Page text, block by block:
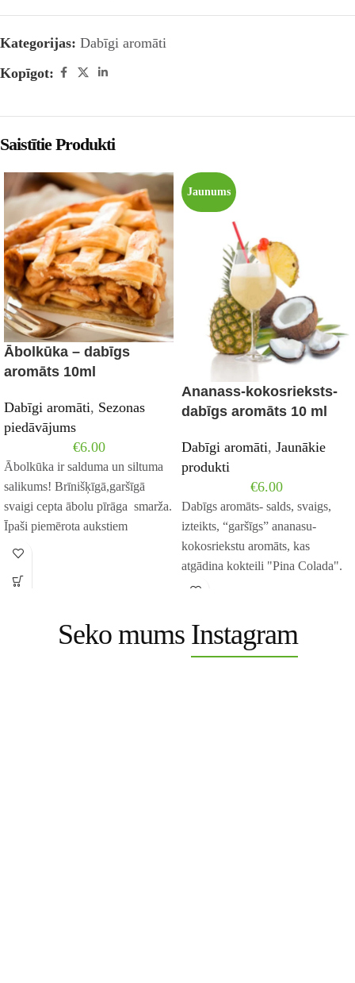
Kategorijas: Dabīgi aromāti
Kopīgot:
Saistītie Produkti
Ābolkūka – dabīgs
aromāts 10ml
Dabīgi aromāti, Sezonas
piedāvājums
€6.00
Ābolkūka ir salduma un siltuma
salikums! Brīnišķīgā,garšīgā
svaigi cepta ābolu pīrāga smarža.
Īpaši piemērota aukstiem
mēnešiem . Aromāts : ābols,
Jaunums
Ananass-kokosrieksts-
dabīgs aromāts 10 ml
Dabīgi aromāti, Jaunākie
produkti
€6.00
Dabīgs aromāts- salds, svaigs,
izteikts, “garšīgs” ananasu-
kokosriekstu aromāts, kas
atgādina kokteili "Pina Colada".
Seko mums Instagram